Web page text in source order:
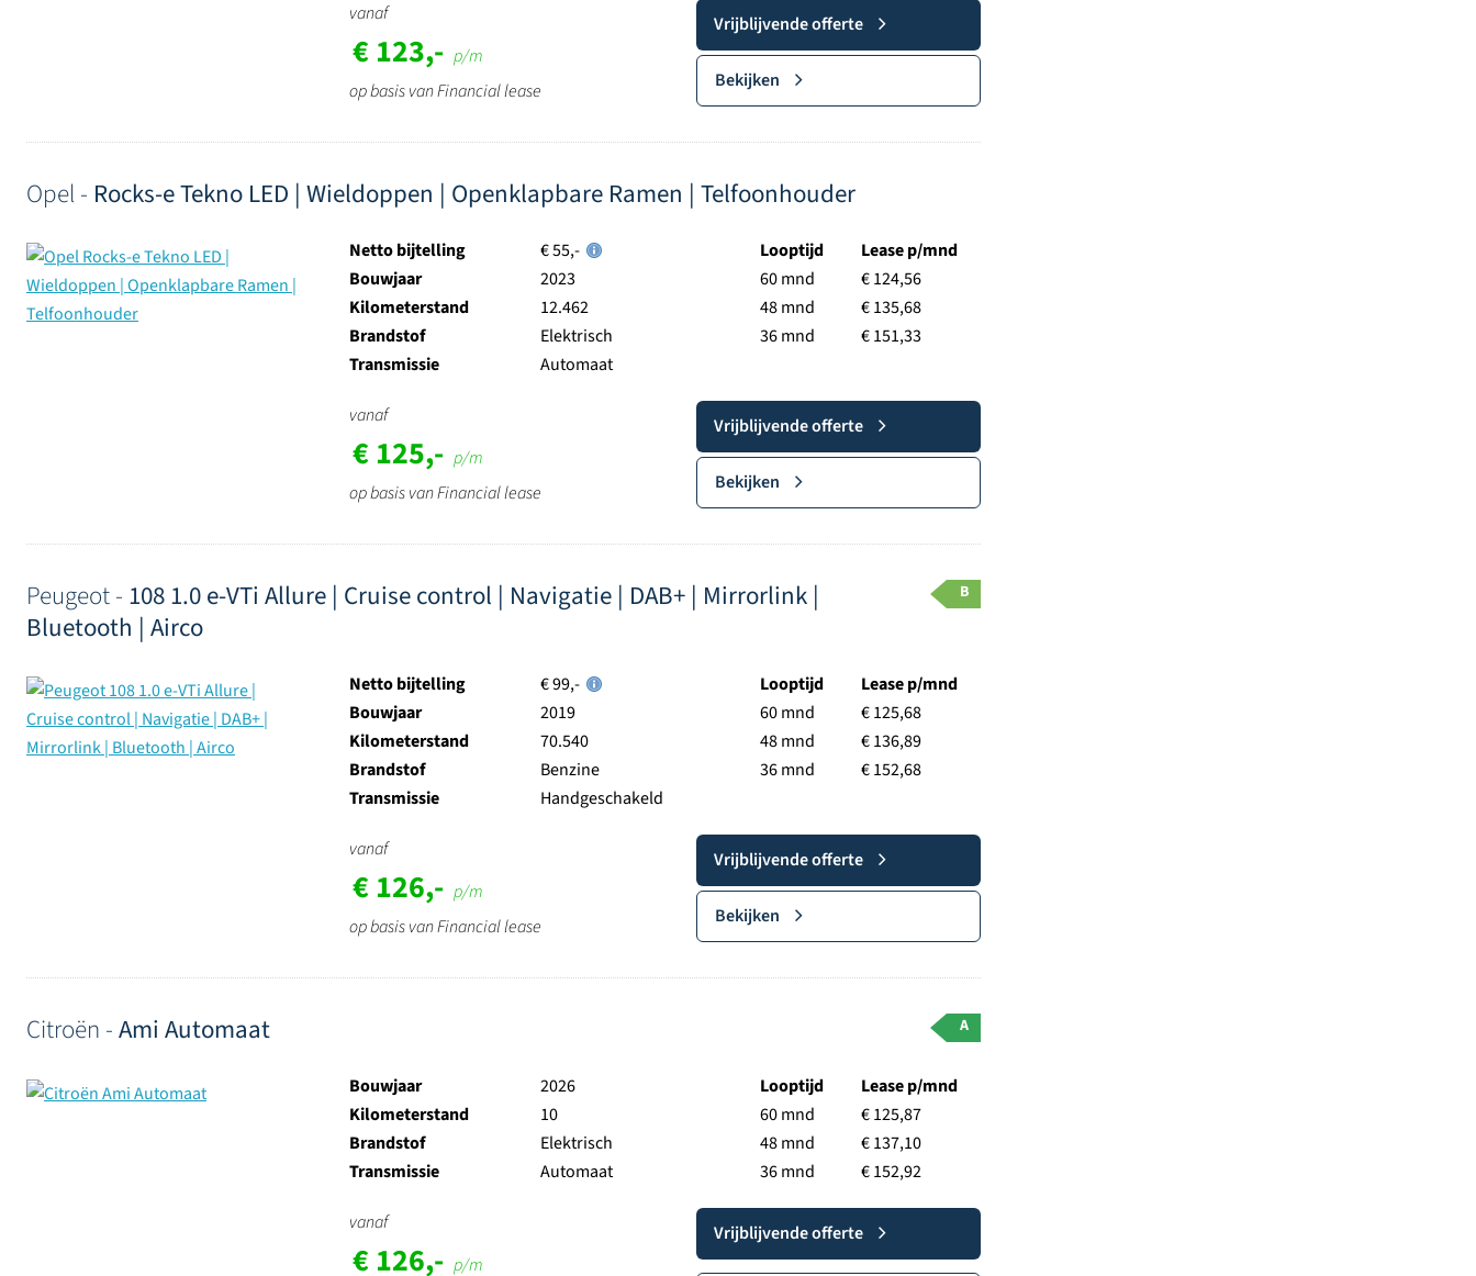
vanaf
€ 123,- p/m
op basis van Financial lease
Vrijblijvende offerte
Bekijken
Opel - Rocks-e Tekno LED | Wieldoppen | Openklapbare Ramen | Telfoonhouder
Netto bijtelling
€ 55,-
Bouwjaar
2023
Kilometerstand
12.462
Brandstof
Elektrisch
Transmissie
Automaat
Looptijd
60 mnd
48 mnd
36 mnd
Lease p/mnd
€ 124,56
€ 135,68
€ 151,33
vanaf
€ 125,- p/m
op basis van Financial lease
Vrijblijvende offerte
Bekijken
Peugeot - 108 1.0 e-VTi Allure | Cruise control | Navigatie | DAB+ | Mirrorlink |
Bluetooth | Airco
B
Netto bijtelling
€ 99,-
Bouwjaar
2019
Kilometerstand
70.540
Brandstof
Benzine
Transmissie
Handgeschakeld
Looptijd
60 mnd
48 mnd
36 mnd
Lease p/mnd
€ 125,68
€ 136,89
€ 152,68
vanaf
€ 126,- p/m
op basis van Financial lease
Vrijblijvende offerte
Bekijken
Citroën -Ami Automaat A
Bouwjaar
2026
Kilometerstand
10
Brandstof
Elektrisch
Transmissie
Automaat
Looptijd
60 mnd
48 mnd
36 mnd
Lease p/mnd
€ 125,87
€ 137,10
€ 152,92
vanaf
€ 126,- p/m
Vrijblijvende offerte